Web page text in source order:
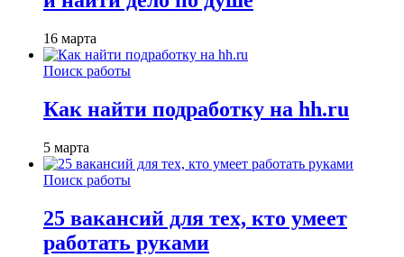
16 марта
Поиск работы
Как найти подработку на hh.ru
5 марта
Поиск работы
25 вакансий для тех, кто умеет
работать руками